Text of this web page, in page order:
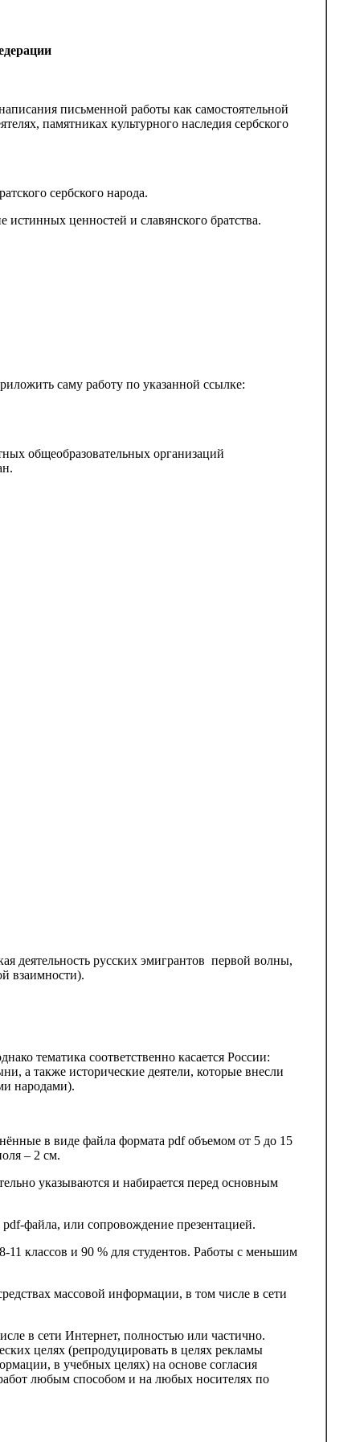
письменной работы как самостоятельной
памятниках культурного наследия сербского
сербского народа.
ценностей и славянского братства.
саму работу по указанной ссылке:
общеобразовательных организаций
деятельность русских эмигрантов первой волны,
взаимности).
тематика соответственно касается России:
а также исторические деятели, которые внесли
народами).
в виде файла формата pdf объемом от 5 до 15
– 2 см.
указываются и набирается перед основным
файла, или сопровождение презентацией.
11 классов и 90 % для студентов. Работы с меньшим
массовой информации, в том числе в сети
в сети Интернет, полностью или частично.
целях (репродуцировать в целях рекламы
в учебных целях) на основе согласия
любым способом и на любых носителях по